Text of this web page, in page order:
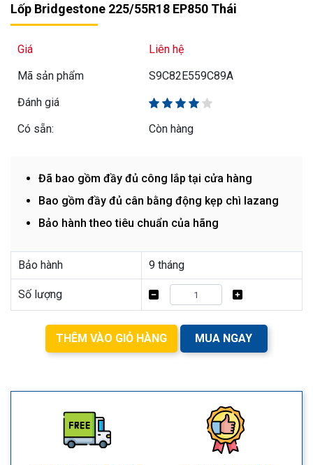
Lốp Bridgestone 225/55R18 EP850 Thái
Giá
Liên hệ
Mã sản phẩm
S9C82E559C89A
Đánh giá
Có sẵn:
Còn hàng
Đã bao gồm đầy đủ công lắp tại cửa hàng
Bao gồm đầy đủ cân bằng động kẹp chì lazang
Bảo hành theo tiêu chuẩn của hãng
Bảo hành 9 tháng
Số lượng
THÊM VÀO GIỎ HÀNG MUA NGAY